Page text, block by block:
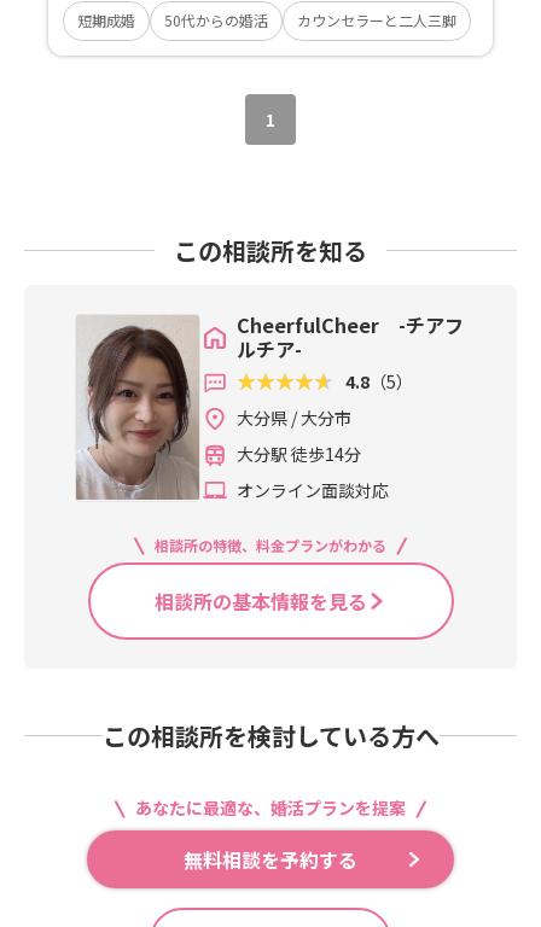
短期成婚 50代からの婚活 カウンセラーと二人三脚
1
この相談所を知る
CheerfulCheer -チアフ
ルチア-
4.8 （5）
大分県 / 大分市
大分駅 徒歩14分
オンライン面談対応
相談所の特徴、料金プランがわかる
相談所の基本情報を見る
この相談所を検討している方へ
あなたに最適な、婚活プランを提案
無料相談を予約する